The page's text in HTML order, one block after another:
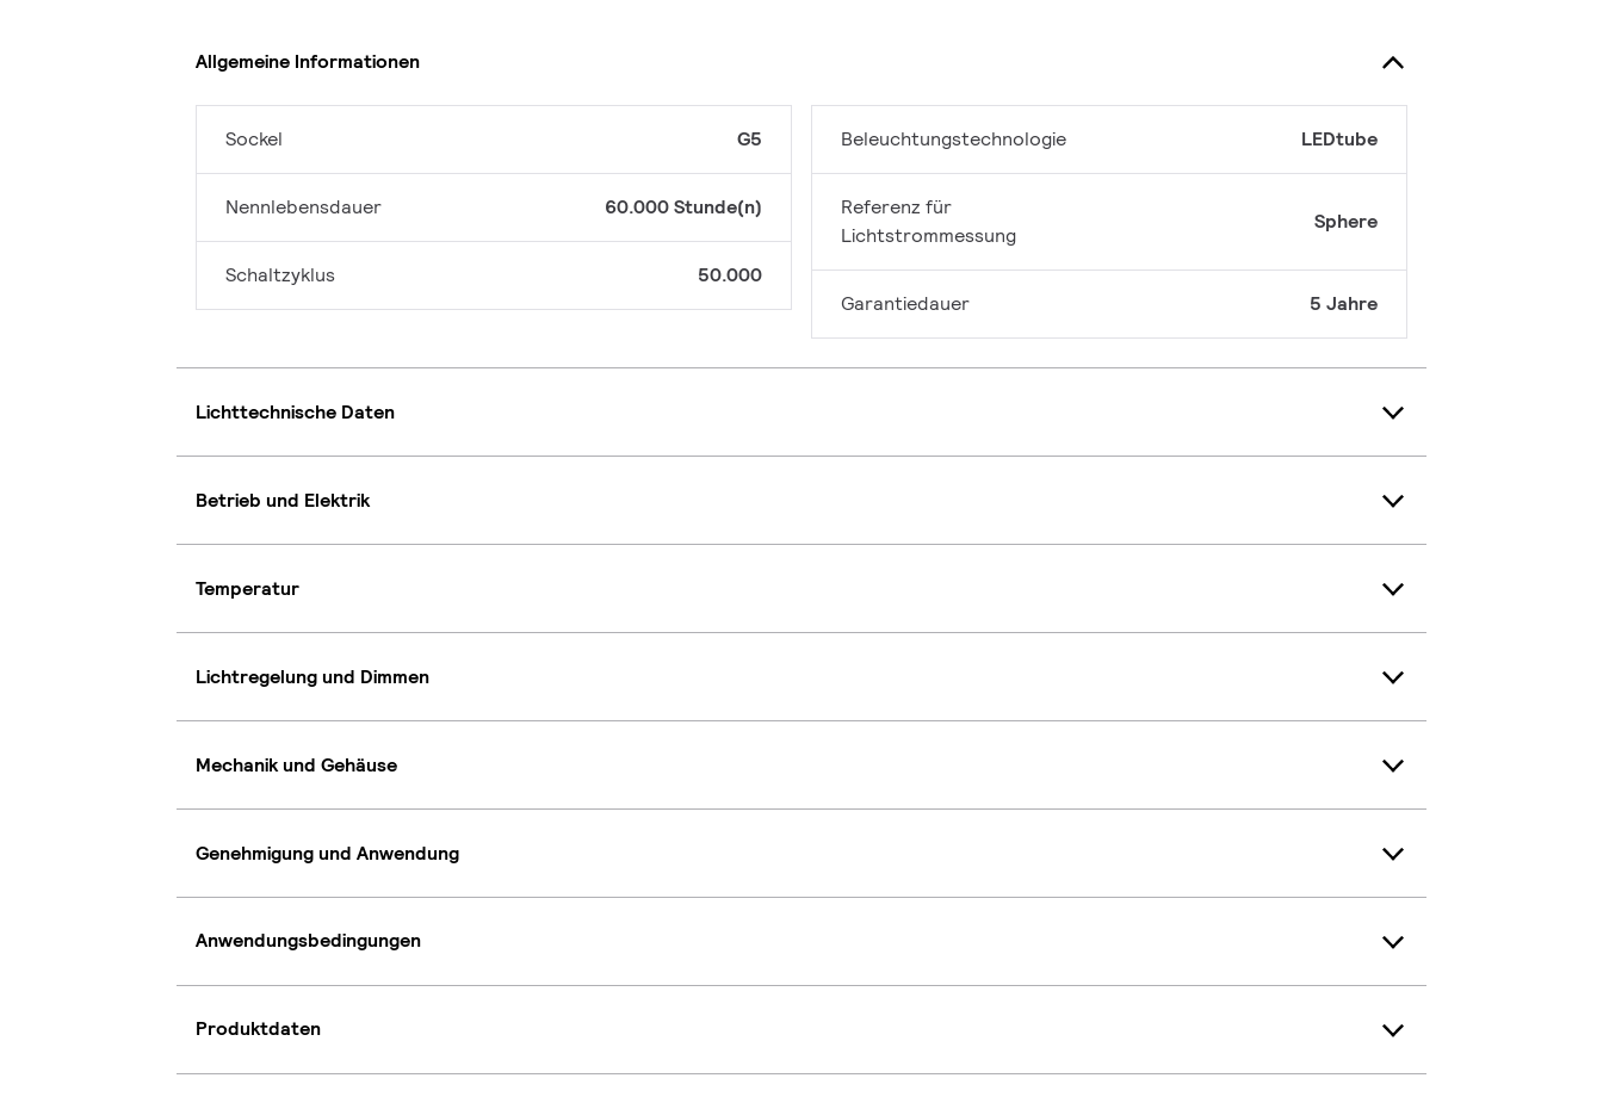
Allgemeine Informationen
Sockel G5
Nennlebensdauer 60.000 Stunde(n)
Schaltzyklus 50.000
Beleuchtungstechnologie LEDtube
Referenz für
Lichtstrommessung
Sphere
Garantiedauer 5 Jahre
Lichttechnische Daten
Betrieb und Elektrik
Temperatur
Lichtregelung und Dimmen
Mechanik und Gehäuse
Genehmigung und Anwendung
Anwendungsbedingungen
Produktdaten